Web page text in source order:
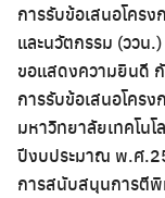
การรับข้อเสนอโคร
และนวัตกรรม (ววน
ขอแสดงความยินดี
การรับข้อเสนอโคร
มหาวิทยาลัยเทคโน
ปีงบประมาณ พ.ศ
การสนับสนุนการตีพิ